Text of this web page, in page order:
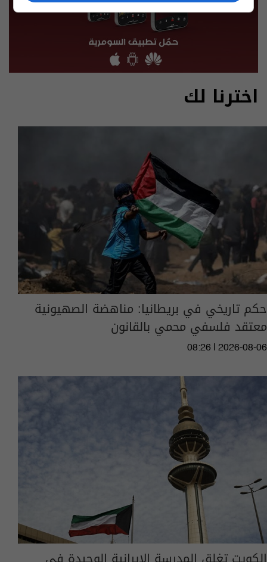
اخترنا لك
حكم تاريخي في بريطانيا: مناهضة الصهيونية
معتقد فلسفي محمي بالقانون
08:26 | 2026-08-06